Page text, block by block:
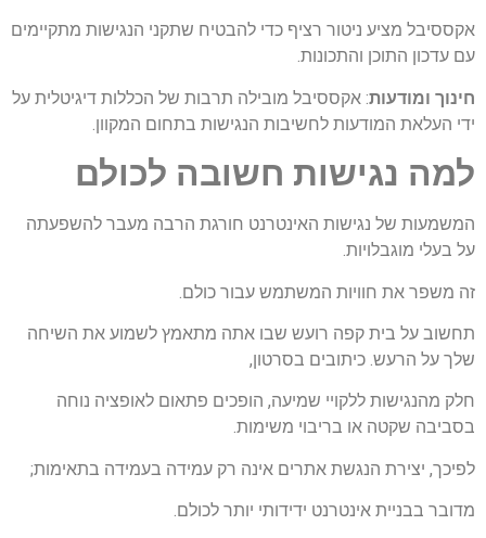
אקססיבל מציע ניטור רציף כדי להבטיח שתקני הנגישות מתקיימים
עם עדכון התוכן והתכונות.
חינוך ומודעות: אקססיבל מובילה תרבות של הכללות דיגיטלית על
ידי העלאת המודעות לחשיבות הנגישות בתחום המקוון.
למה נגישות חשובה לכולם
המשמעות של נגישות האינטרנט חורגת הרבה מעבר להשפעתה
על בעלי מוגבלויות.
זה משפר את חוויות המשתמש עבור כולם.
תחשוב על בית קפה רועש שבו אתה מתאמץ לשמוע את השיחה
שלך על הרעש. כיתובים בסרטון,
חלק מהנגישות ללקויי שמיעה, הופכים פתאום לאופציה נוחה
בסביבה שקטה או בריבוי משימות.
לפיכך, יצירת הנגשת אתרים אינה רק עמידה בעמידה בתאימות;
מדובר בבניית אינטרנט ידידותי יותר לכולם.